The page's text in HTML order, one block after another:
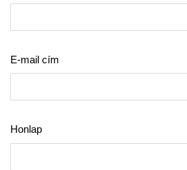
E-mail cím
Honlap